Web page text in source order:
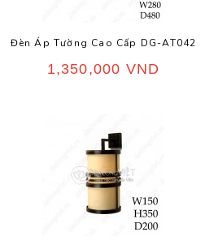
Đèn Áp Tường Cao Cấp DG-AT042
1,350,000 VND